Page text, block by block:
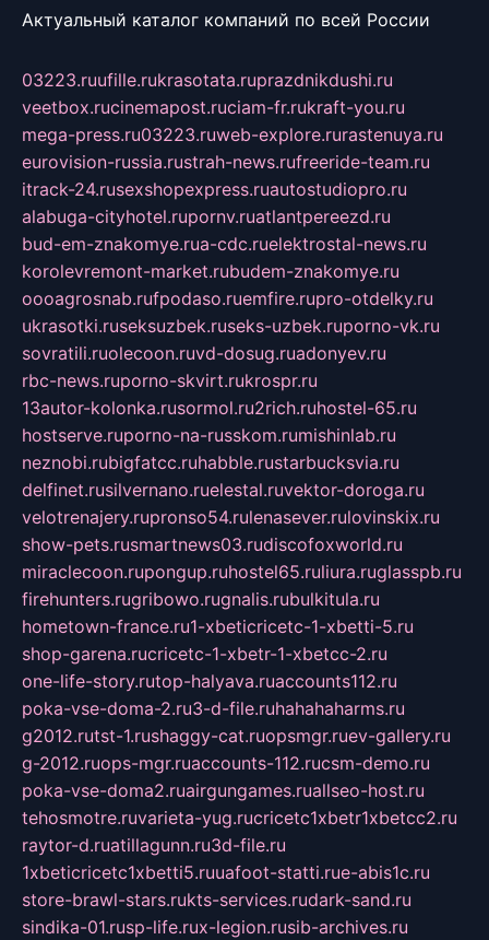
Актуальный каталог компаний по всей России
03223.ruufille.rukrasotata.ruprazdnikdushi.ru
veetbox.rucinemapost.ruciam-fr.rukraft-you.ru
mega-press.ru03223.ruweb-explore.rurastenuya.ru
eurovision-russia.rustrah-news.rufreeride-team.ru
itrack-24.rusexshopexpress.ruautostudiopro.ru
alabuga-cityhotel.rupornv.ruatlantpereezd.ru
bud-em-znakomye.rua-cdc.ruelektrostal-news.ru
korolevremont-market.rubudem-znakomye.ru
oooagrosnab.rufpodaso.ruemfire.rupro-otdelky.ru
ukrasotki.ruseksuzbek.ruseks-uzbek.ruporno-vk.ru
sovratili.ruolecoon.ruvd-dosug.ruadonyev.ru
rbc-news.ruporno-skvirt.rukrospr.ru
13autor-kolonka.rusormol.ru2rich.ruhostel-65.ru
hostserve.ruporno-na-russkom.rumishinlab.ru
neznobi.rubigfatcc.ruhabble.rustarbucksvia.ru
delfinet.rusilvernano.ruelestal.ruvektor-doroga.ru
velotrenajery.rupronso54.rulenasever.rulovinskix.ru
show-pets.rusmartnews03.rudiscofoxworld.ru
miraclecoon.rupongup.ruhostel65.ruliura.ruglasspb.ru
firehunters.rugribowo.rugnalis.rubulkitula.ru
hometown-france.ru1-xbeticricetc-1-xbetti-5.ru
shop-garena.rucricetc-1-xbetr-1-xbetcc-2.ru
one-life-story.rutop-halyava.ruaccounts112.ru
poka-vse-doma-2.ru3-d-file.ruhahahaharms.ru
g2012.rutst-1.rushaggy-cat.ruopsmgr.ruev-gallery.ru
g-2012.ruops-mgr.ruaccounts-112.rucsm-demo.ru
poka-vse-doma2.ruairgungames.ruallseo-host.ru
tehosmotre.ruvarieta-yug.rucricetc1xbetr1xbetcc2.ru
raytor-d.ruatillagunn.ru3d-file.ru
1xbeticricetc1xbetti5.ruuafoot-statti.rue-abis1c.ru
store-brawl-stars.rukts-services.rudark-sand.ru
sindika-01.rusp-life.rux-legion.rusib-archives.ru